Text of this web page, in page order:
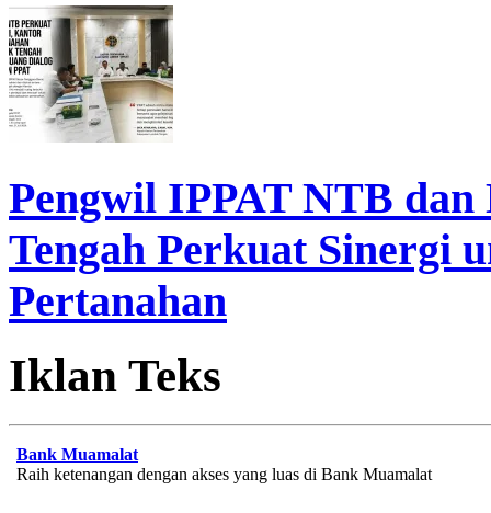
Pengwil IPPAT NTB
Tengah Perkuat Sinergi
Pertanahan
Iklan Teks
Bank Muamalat
Raih ketenangan dengan akses yang luas di Bank Muamalat